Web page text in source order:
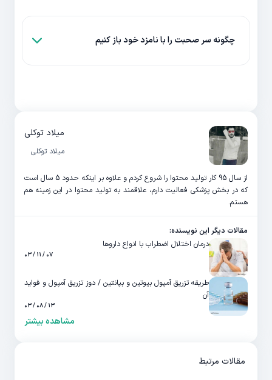
چگونه سر صحبت را با نامزد خود باز کنیم
میلاد توکلی
میلاد توکلی
از سال 95 کار تولید محتوا را شروع کردم و علاوه بر اینکه حدود 5 سال است
که در بخش پزشکی فعالیت دارم، علاقمند به تولید محتوا در این زمینه هم
هستم.
مقالات دیگر این نویسنده:
درمان اختلال اضطراب با انواع داروها
۰۷ / ۱۱ / ۰۳
طریقه تزریق آمپول بیوتین و بپانتین / دوز تزریق آمپول و فواید
آن
۱۳ / ۰۸ / ۰۳
مشاهده بیشتر
مقالات مرتبط